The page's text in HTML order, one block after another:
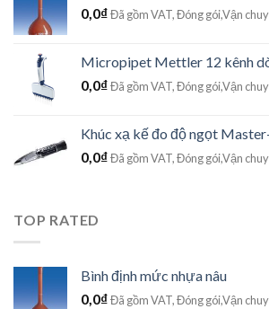
0,0₫Đã gồm VAT, Đóng gói,Vận
Micropipet Mettler 12 kênh
0,0₫Đã gồm VAT, Đóng gói,Vận
Khúc xạ kế đo độ ngọt
0,0₫Đã gồm VAT, Đóng gói,Vận
TOP RATED
Bình định mức nhựa nâu
0,0₫Đã gồm VAT, Đóng gói,Vận